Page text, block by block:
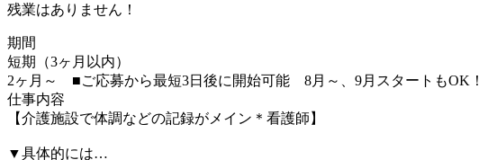
残業はありません！
期間
短期（3ヶ月以内）
2ヶ月～ ■ご応募から最短3日後に開始可能 8月～、9月スタートもOK！
仕事内容
【介護施設で体調などの記録がメイン＊看護師】
▼具体的には…